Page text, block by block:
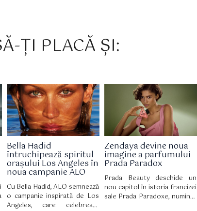
ȚI PLACĂ ȘI:
Bella Hadid
întruchipează spiritul
orașului Los Angeles în
noua campanie ALO
Cu Bella Hadid, ALO semnează
o campanie inspirată de Los
Angeles, care celebrează
Zendaya devine noua
imagine a parfumului
Prada Paradox
Prada Beauty deschide un
nou capitol în istoria francizei
sale Prada Paradoxe, numind-